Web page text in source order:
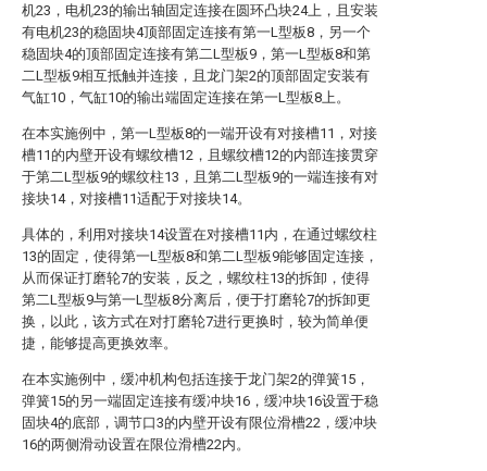
机23，电机23的输出轴固定连接在圆环凸块24上，且安装
有电机23的稳固块4顶部固定连接有第一L型板8，另一个
稳固块4的顶部固定连接有第二L型板9，第一L型板8和第
二L型板9相互抵触并连接，且龙门架2的顶部固定安装有
气缸10，气缸10的输出端固定连接在第一L型板8上。
在本实施例中，第一L型板8的一端开设有对接槽11，对接
槽11的内壁开设有螺纹槽12，且螺纹槽12的内部连接贯穿
于第二L型板9的螺纹柱13，且第二L型板9的一端连接有对
接块14，对接槽11适配于对接块14。
具体的，利用对接块14设置在对接槽11内，在通过螺纹柱
13的固定，使得第一L型板8和第二L型板9能够固定连接，
从而保证打磨轮7的安装，反之，螺纹柱13的拆卸，使得
第二L型板9与第一L型板8分离后，便于打磨轮7的拆卸更
换，以此，该方式在对打磨轮7进行更换时，较为简单便
捷，能够提高更换效率。
在本实施例中，缓冲机构包括连接于龙门架2的弹簧15，
弹簧15的另一端固定连接有缓冲块16，缓冲块16设置于稳
固块4的底部，调节口3的内壁开设有限位滑槽22，缓冲块
16的两侧滑动设置在限位滑槽22内。